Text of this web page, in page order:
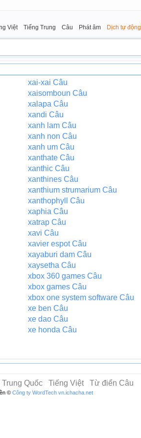
Việt Tiếng Trung Câu Phát âm Dịch tự động
xai-xai Câu
xaisomboun Câu
xalapa Câu
xandi Câu
xanh lam Câu
xanh non Câu
xanh um Câu
xanthate Câu
xanthic Câu
xanthines Câu
xanthium strumarium Câu
xanthophyll Câu
xaphia Câu
xatrap Câu
xavi Câu
xavier espot Câu
xayaburi dam Câu
xaysetha Câu
xbox 360 games Câu
xbox games Câu
xbox one system software Câu
xe ben Câu
xe dao Câu
xe honda Câu
Trung Quốc Tiếng Việt Từ điển Câu
© Công ty WordTech vn.ichacha.net